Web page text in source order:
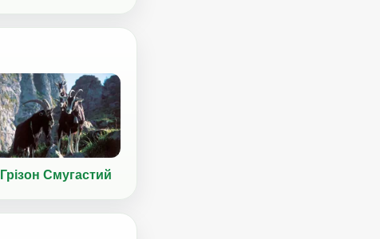
Грізон Смугастий